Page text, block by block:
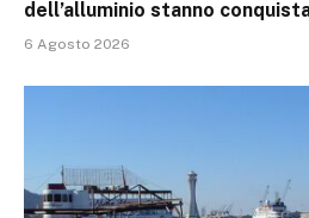
dell’alluminio stanno
6 Agosto 2026